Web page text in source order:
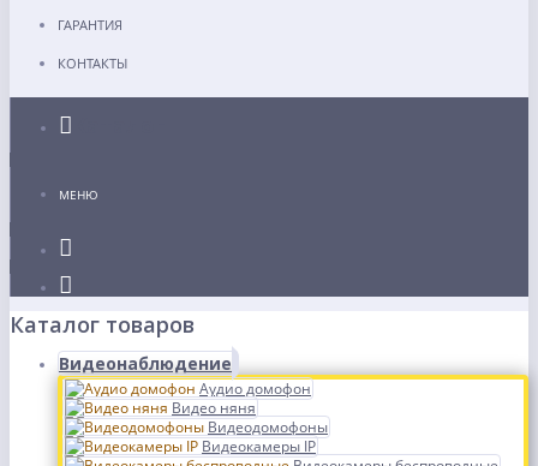
ГАРАНТИЯ
КОНТАКТЫ
МЕНЮ
Каталог товаров
Видеонаблюдение
Аудио домофон
Видео няня
Видеодомофоны
Видеокамеры IP